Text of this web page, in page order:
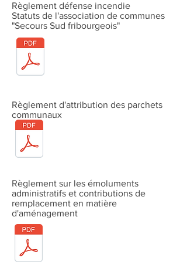
Règlement défense incendie
Statuts de l'association de communes
"Secours Sud fribourgeois"
Règlement d'attribution des parchets
communaux
Règlement sur les émoluments
administratifs et contributions de
remplacement en matière
d'aménagement